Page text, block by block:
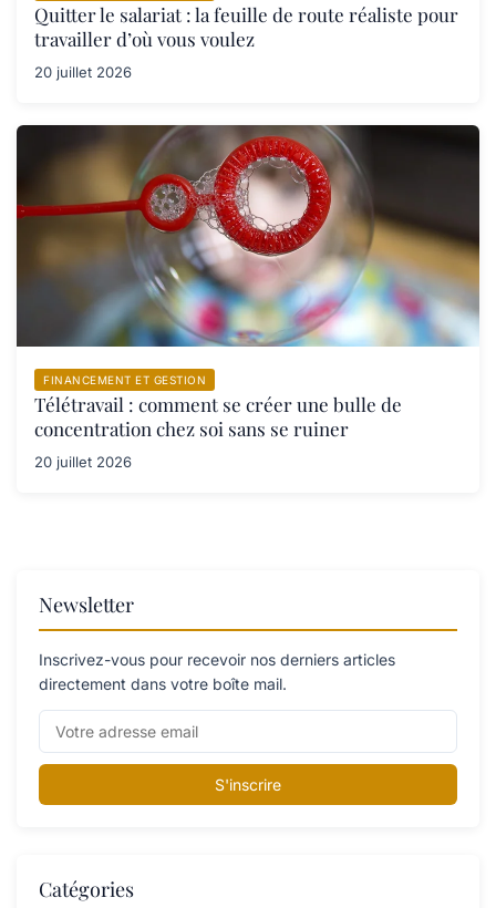
Quitter le salariat : la feuille de route réaliste pour
travailler d’où vous voulez
20 juillet 2026
FINANCEMENT ET GESTION
Télétravail : comment se créer une bulle de
concentration chez soi sans se ruiner
20 juillet 2026
Newsletter
Inscrivez-vous pour recevoir nos derniers articles
directement dans votre boîte mail.
S'inscrire
Catégories